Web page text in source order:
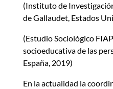
(Instituto de
de Gallaudet, Estados
(Estudio Sociológico
socioeducativa de las
España, 2019)
En la actualidad la